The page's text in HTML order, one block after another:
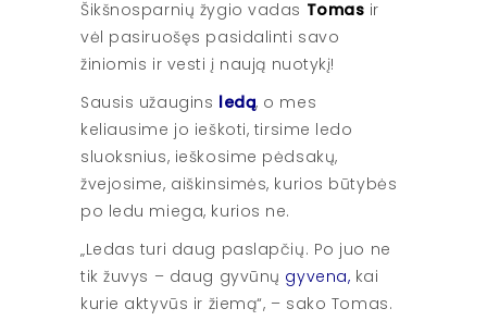
Šikšnosparnių žygio vadas Tomas ir
vėl pasiruošęs pasidalinti savo
žiniomis ir vesti į naują nuotykį!
Sausis užaugins ledą, o mes
keliausime jo ieškoti, tirsime ledo
sluoksnius, ieškosime pėdsakų,
žvejosime, aiškinsimės, kurios būtybės
po ledu miega, kurios ne.
„Ledas turi daug paslapčių. Po juo ne
tik žuvys – daug gyvūnų gyvena, kai
kurie aktyvūs ir žiemą“, – sako Tomas.